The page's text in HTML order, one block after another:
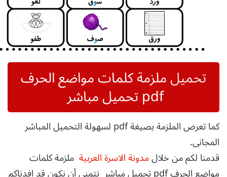
تحميلملزمة كلمات مواضع الحرف
pdf تحميل مباشر
كما تعرض الملزمة بصيغة pdf لسهولة التحميل المباشر
المجانى.
قدمنا لكم من خلالمدونة الاسرة العربية ملزمة كلمات